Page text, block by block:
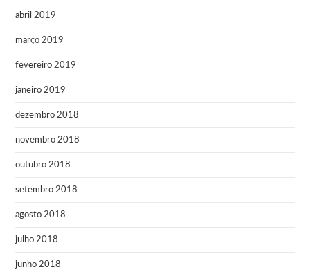
abril 2019
março 2019
fevereiro 2019
janeiro 2019
dezembro 2018
novembro 2018
outubro 2018
setembro 2018
agosto 2018
julho 2018
junho 2018